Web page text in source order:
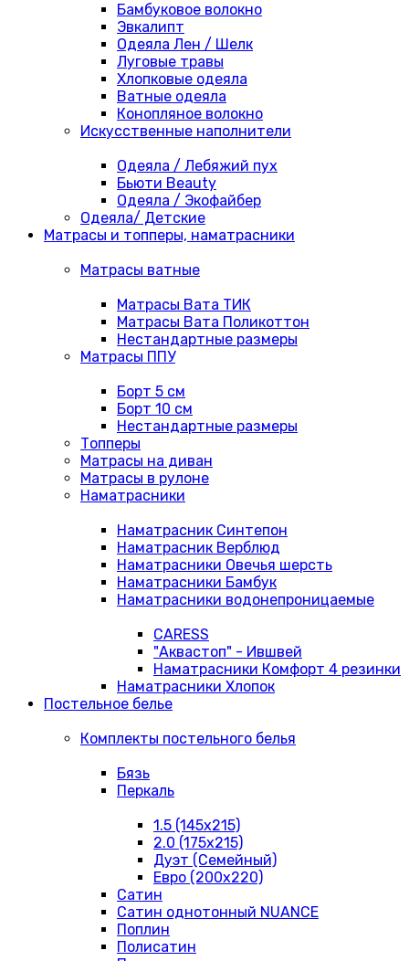
Бамбуковое волокно
Эвкалипт
Одеяла Лен / Шелк
Луговые травы
Хлопковые одеяла
Ватные одеяла
Конопляное волокно
Искусственные наполнители
Одеяла / Лебяжий пух
Бьюти Beauty
Одеяла / Экофайбер
Одеяла/ Детские
Матрасы и топперы, наматрасники
Матрасы ватные
Матрасы Вата ТИК
Матрасы Вата Поликоттон
Нестандартные размеры
Матрасы ППУ
Борт 5 см
Борт 10 см
Нестандартные размеры
Топперы
Матрасы на диван
Матрасы в рулоне
Наматрасники
Наматрасник Синтепон
Наматрасник Верблюд
Наматрасники Овечья шерсть
Наматрасники Бамбук
Наматрасники водонепроницаемые
CARESS
"Аквастоп" - Ившвей
Наматрасники Комфорт 4 резинки
Наматрасники Хлопок
Постельное белье
Комплекты постельного белья
Бязь
Перкаль
1.5 (145х215)
2.0 (175х215)
Дуэт (Семейный)
Евро (200х220)
Сатин
Сатин однотонный NUANCE
Поплин
Полисатин